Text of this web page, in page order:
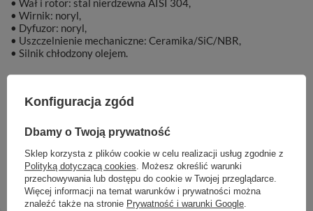
• Wał i rotor: stal nierdzewna AISI 304,
• Wirnik: noryl,
• Dyfuzor: noryl,
• Uszczelnienie mechaniczne: Ceramika/SiC/NBR,
• Silnik chłodzony olejem.
Marka DAMBAT
Symbol gsd22
Konfiguracja zgód
Dbamy o Twoją prywatność
Sklep korzysta z plików cookie w celu realizacji usług zgodnie z
Polityką dotyczącą cookies. Możesz określić warunki
przechowywania lub dostępu do cookie w Twojej przeglądarce.
Więcej informacji na temat warunków i prywatności można
znaleźć także na stronie Prywatność i warunki Google.